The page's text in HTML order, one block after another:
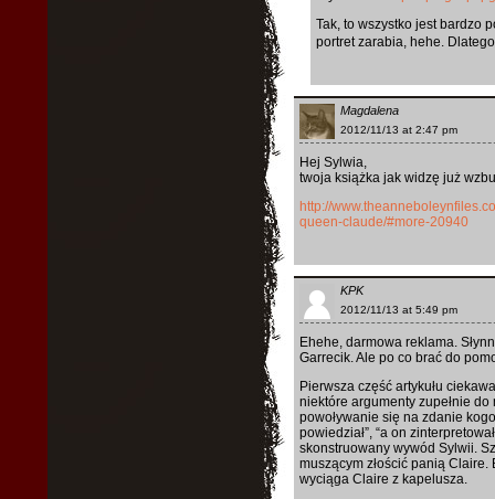
Tak, to wszystko jest bardzo
portret zarabia, hehe.
Magdalena
2012/11/13 at 2:47 pm
Hej Sylwia,
twoja książka jak widzę już
http://
queen-claude/#more-20940
KPK
2012/11/13 at 5:49 pm
Ehehe, darmowa reklama.
Garrecik. Ale po co brać do
Pierwsza część artykułu
niektóre argumenty zupełnie
powoływanie się na zdanie
powiedział”, “a on
skonstruowany wywód Sylwii.
muszącym złościć panią Claire.
wyciąga Claire z kapelusza.